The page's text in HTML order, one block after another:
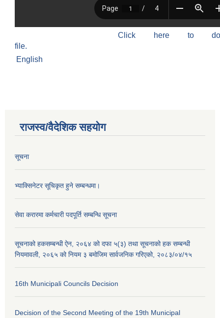
Click here to
file.
English
राजस्व/वैदेशिक सहयोग
सूचना
भ्याक्सिनेटर सूचिकृत हुने सम्बन्धमा।
सेवा करारमा कर्मचारी पदपूर्ति सम्बन्धि सूचना
सूचनाको हकसम्बन्धी ऐन, २०६४ को दफा ५(३) तथा सूचनाको हक सम्बन्धी
नियमावली, २०६५ को नियम ३ बमोजिम सार्वजनिक गरिएको, २०८३/०४/१५
16th Municipali Councils Decision
Decision of the Second Meeting of the 19th Municipal